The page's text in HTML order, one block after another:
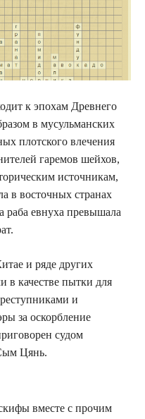
к эпохам Древнего
в мусульманских
плотского влечения
гаремов шейхов,
источникам,
в восточных странах
евнуха превышала
и ряде других
в качестве пытки для
и
за оскорбление
судом
Цянь.
вместе с прочим